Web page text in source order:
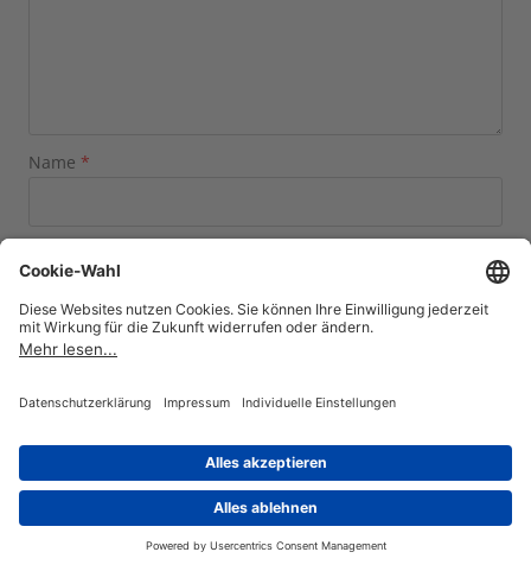
Name *
Website
für meinen nächsten Kommentar speichern.
× 5 =